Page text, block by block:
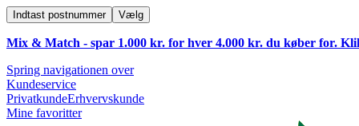
Indtast postnummer Vælg
Mix & Match - spar 1.000 kr. for hver 4.000 kr. du køber for.
Spring navigationen over
Kundeservice
PrivatkundeErhvervskunde
Mine favoritter